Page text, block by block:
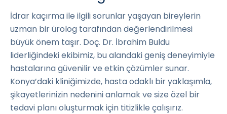
İdrar kaçırma ile ilgili sorunlar yaşayan bireylerin
uzman bir ürolog tarafından değerlendirilmesi
büyük önem taşır. Doç. Dr. İbrahim Buldu
liderliğindeki ekibimiz, bu alandaki geniş deneyimiyle
hastalarına güvenilir ve etkin çözümler sunar.
Konya’daki kliniğimizde, hasta odaklı bir yaklaşımla,
şikayetlerinizin nedenini anlamak ve size özel bir
tedavi planı oluşturmak için titizlikle çalışırız.